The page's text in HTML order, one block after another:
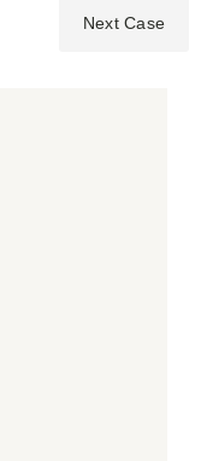
Next Case